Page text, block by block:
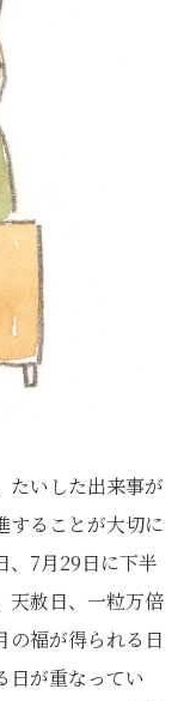
たいした出来事が
することが大切に
、7月29日に下半
天赦日、一粒万倍
の福が得られる日
日が重なってい